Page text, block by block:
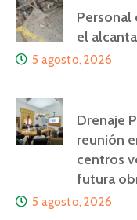
Personal
el
5 agosto, 2026
Drenaje
reunión
centros
futura
5 agosto, 2026